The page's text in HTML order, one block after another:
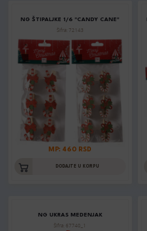
NG ŠTIPALJKE 1/6 "CANDY CANE"
Šifra: 72143
MP: 460 RSD
DODAJTE U KORPU
NG UKRAS MEDENJAK
Šifra: 67740_1